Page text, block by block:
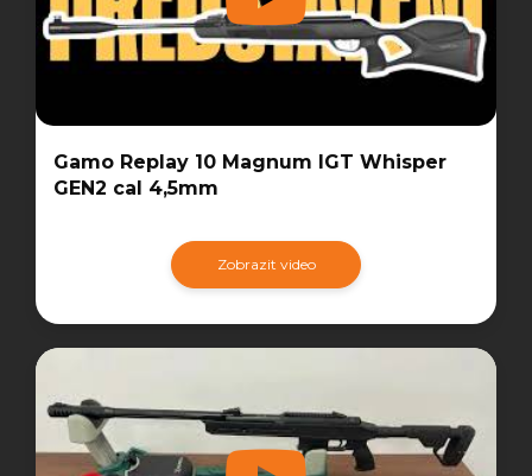
Gamo Replay 10 Magnum IGT Whisper
GEN2 cal 4,5mm
Zobrazit video